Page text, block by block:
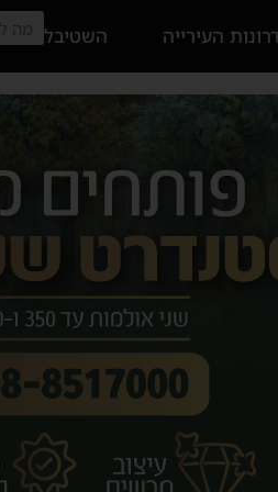
העירייה השטיבל